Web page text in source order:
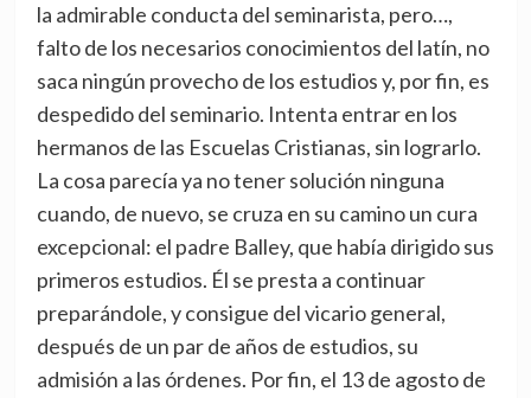
la admirable conducta del seminarista, pero…,
falto de los necesarios conocimientos del latín, no
saca ningún provecho de los estudios y, por fin, es
despedido del seminario. Intenta entrar en los
hermanos de las Escuelas Cristianas, sin lograrlo.
La cosa parecía ya no tener solución ninguna
cuando, de nuevo, se cruza en su camino un cura
excepcional: el padre Balley, que había dirigido sus
primeros estudios. Él se presta a continuar
preparándole, y consigue del vicario general,
después de un par de años de estudios, su
admisión a las órdenes. Por fin, el 13 de agosto de